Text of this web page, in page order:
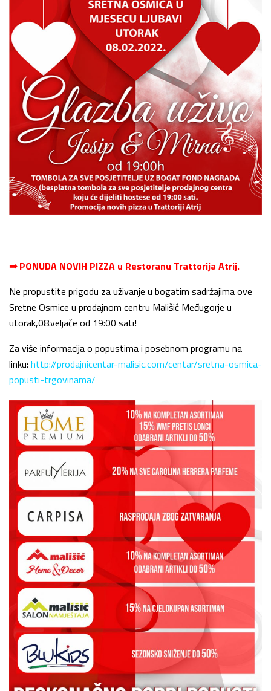
➡ PONUDA NOVIH PIZZA u Restoranu Trattorija Atrij.
Ne propustite prigodu za uživanje u bogatim sadržajima ove
Sretne Osmice u prodajnom centru Mališić Međugorje u
utorak,08.veljače od 19:00 sati!
Za više informacija o popustima i posebnom programu na
linku: http://prodajnicentar-malisic.com/centar/sretna-osmica-
popusti-trgovinama/